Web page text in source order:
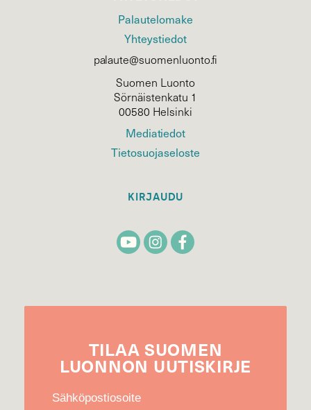
Palautelomake
Yhteystiedot
palaute@suomenluonto.fi
Suomen Luonto
Sörnäistenkatu 1
00580 Helsinki
Mediatiedot
Tietosuojaseloste
KIRJAUDU
TILAA SUOMEN
LUONNON UUTIS­KIRJE
Sähköpostiosoite